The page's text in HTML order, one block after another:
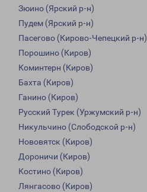
Зюино (Ярский р-н)
Пудем (Ярский р-н)
Пасегово (Кирово-Чепецкий р-н)
Порошино (Киров)
Коминтерн (Киров)
Бахта (Киров)
Ганино (Киров)
Русский Турек (Уржумский р-н)
Никульчино (Слободской р-н)
Нововятск (Киров)
Дороничи (Киров)
Костино (Киров)
Лянгасово (Киров)